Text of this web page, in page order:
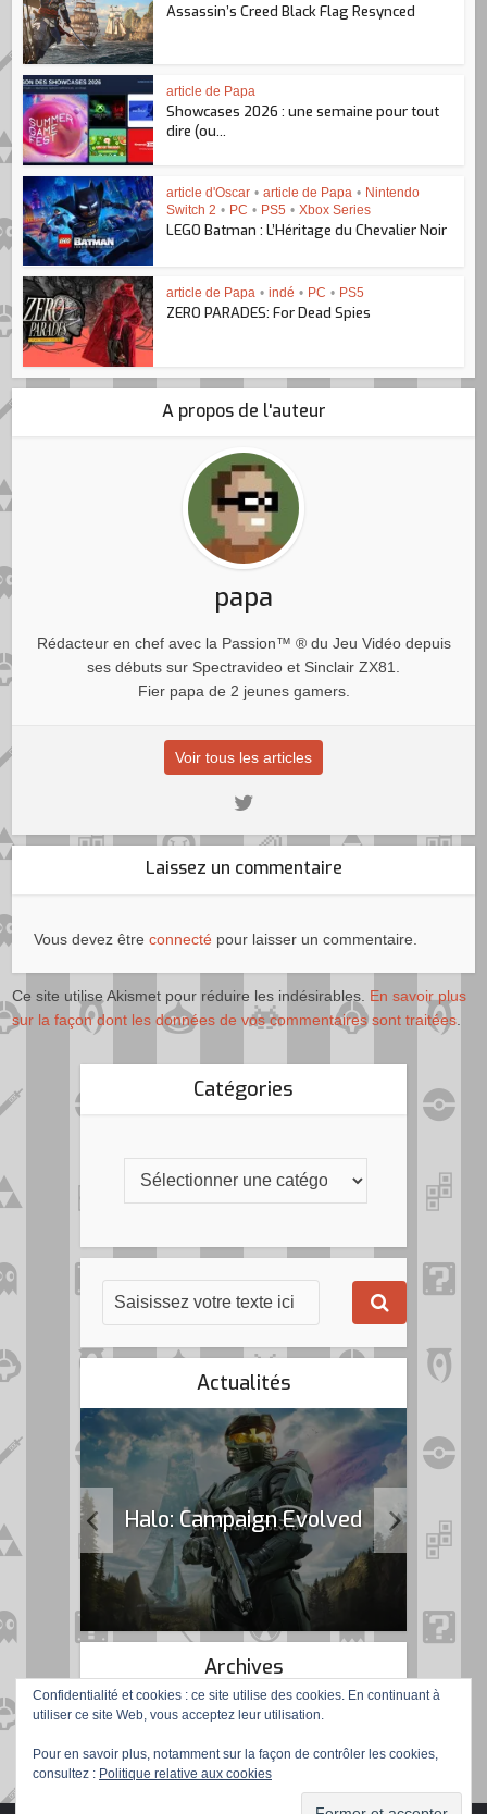
Assassin’s Creed Black Flag Resynced
article de Papa
Showcases 2026 : une semaine pour tout
dire (ou...
article d'Oscar • article de Papa • Nintendo
Switch 2 • PC • PS5 • Xbox Series
LEGO Batman : L’Héritage du Chevalier Noir
article de Papa • indé • PC • PS5
ZERO PARADES: For Dead Spies
A propos de l'auteur
papa
Rédacteur en chef avec la Passion™ ® du Jeu Vidéo depuis
ses débuts sur Spectravideo et Sinclair ZX81.
Fier papa de 2 jeunes gamers.
Voir tous les articles
Laissez un commentaire
Vous devez êtreconnecté pour laisser un commentaire.
Ce site utilise Akismet pour réduire les indésirables. En savoir plus
sur la façon dont les données de vos commentaires sont traitées
Catégories
Actualités
Halo: Campaign Evolved
Archives
Confidentialité et cookies : ce site utilise des cookies. En continuant à
utiliser ce site Web, vous acceptez leur utilisation.
Pour en savoir plus, notamment sur la façon de contrôler les cookies,
consultez : Politique relative aux cookies